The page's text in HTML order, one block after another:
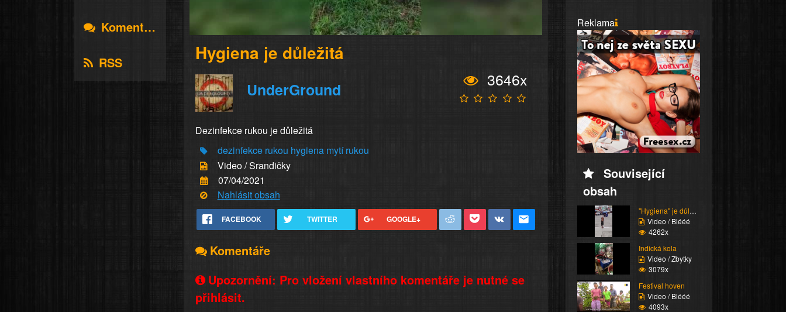
Komentáře
RSS Hygiena je důležitá
UnderGround
3646x
Dezinfekce rukou je důležitá
dezinfekce rukou hygiena mytí rukou
Video / Srandičky
07/04/2021
Nahlásit obsah
FACEBOOK TWITTER GOOGLE+
Komentáře
Upozornění: Pro vložení vlastního komentáře je nutné se
přihlásit.
Reklama
Související
obsah
"Hygiena" je důležitá
Video / Blééé
4262x
Indická kola
Video / Zbytky
3079x
Festival hoven
Video / Blééé
4093x